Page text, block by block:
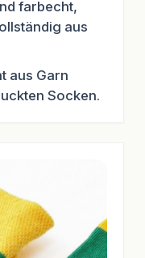
farbecht,
aus
aus Garn
Socken.